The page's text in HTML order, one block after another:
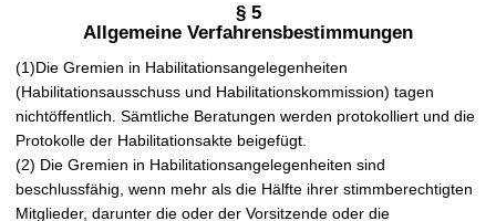
§ 5
Allgemeine Verfahrensbestimmungen
(1)Die Gremien in Habilitationsangelegenheiten
(Habilitationsausschuss und Habilitationskommission) tagen
nichtöffentlich. Sämtliche Beratungen werden protokolliert und die
Protokolle der Habilitationsakte beigefügt.
(2) Die Gremien in Habilitationsangelegenheiten sind
beschlussfähig, wenn mehr als die Hälfte ihrer stimmberechtigten
Mitglieder, darunter die oder der Vorsitzende oder die